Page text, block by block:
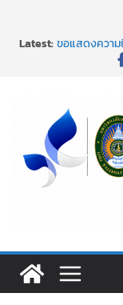
Latest:
การอบรมเชิ
ตนเอง ระดับ
ขอแสดงควา
กิจกรรมวันส
อาจารย์ผู้อาวุโ
คณะมนุษยศาส
แสดงความยิน
พิมพ์เผยแพร่
กิจกรรมจิตอ
พลเรือน ประ